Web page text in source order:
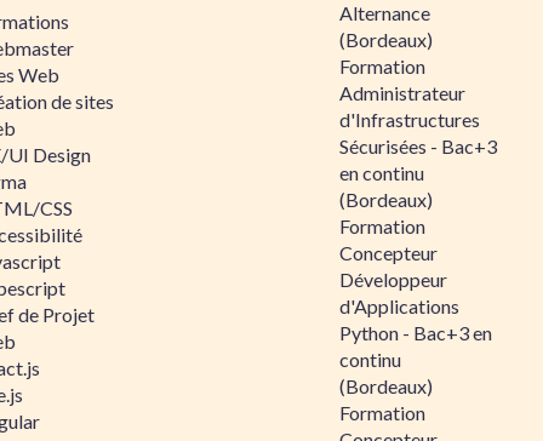
Web
de sites
UI Design
CSS
de Projet
Alternance
(Bordeaux)
Formation
Administrateur
d'Infrastructures
Sécurisées - Bac+3
en continu
(Bordeaux)
Formation
Concepteur
Développeur
d'Applications
Python - Bac+3 en
continu
(Bordeaux)
Formation